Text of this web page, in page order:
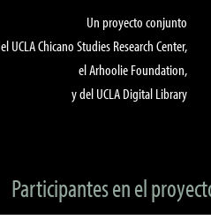
Un proyecto conjunto
UCLA Chicano Studies Research Center,
el Arhoolie Foundation,
y del UCLA Digital Library
Participantes en el